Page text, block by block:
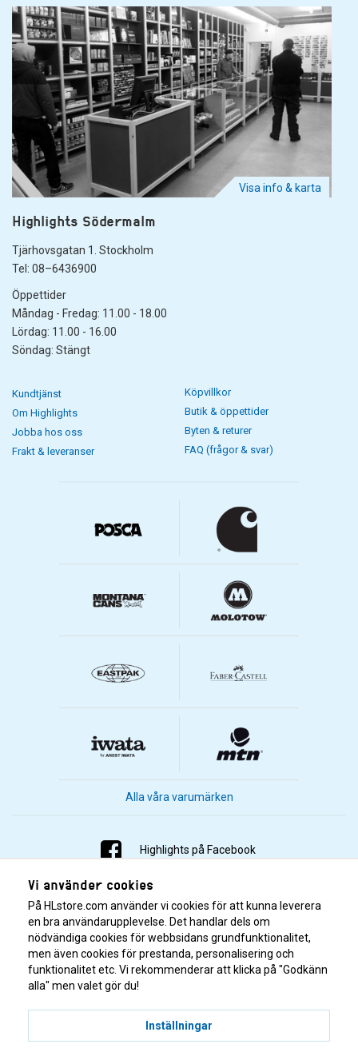
Visa info & karta
Highlights Södermalm
Tjärhovsgatan 1. Stockholm
Tel: 08–6436900
Öppettider
Måndag - Fredag: 11.00 - 18.00
Lördag: 11.00 - 16.00
Söndag: Stängt
Kundtjänst
Om Highlights
Jobba hos oss
Frakt & leveranser
Köpvillkor
Butik & öppettider
Byten & returer
FAQ (frågor & svar)
Alla våra varumärken
Highlights på Facebook
Highlights på Instagram
Highlights på Youtube
Highlights på Tiktok
Vi använder cookies
På HLstore.com använder vi cookies för att kunna leverera
en bra användarupplevelse. Det handlar dels om
nödvändiga cookies för webbsidans grundfunktionalitet,
men även cookies för prestanda, personalisering och
funktionalitet etc. Vi rekommenderar att klicka på "Godkänn
alla" men valet gör du!
Inställningar